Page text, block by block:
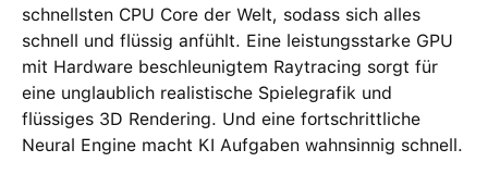
schnellsten CPU Core der Welt, sodass sich alles
schnell und flüssig anfühlt. Eine leistungsstarke GPU
mit Hardware beschleunigtem Raytracing sorgt für
eine unglaublich realistische Spiele­grafik und
flüssiges 3D Rendering. Und eine fortschrittliche
Neural Engine macht KI Aufgaben wahnsinnig schnell.